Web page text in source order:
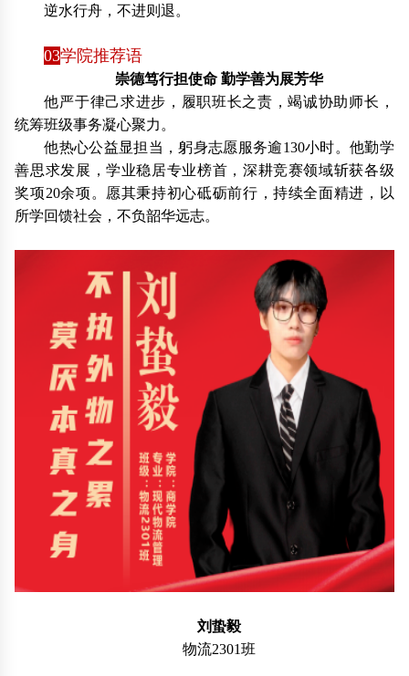
逆水行舟，不进则退。
03学院推荐语
崇德笃行担使命 勤学善为展芳华
他严于律己求进步，履职班长之责，竭诚协助师长，
统筹班级事务凝心聚力。
他热心公益显担当，躬身志愿服务逾130小时。他勤学
善思求发展，学业稳居专业榜首，深耕竞赛领域斩获各级
奖项20余项。愿其秉持初心砥砺前行，持续全面精进，以
所学回馈社会，不负韶华远志。
刘蛰毅
物流2301班